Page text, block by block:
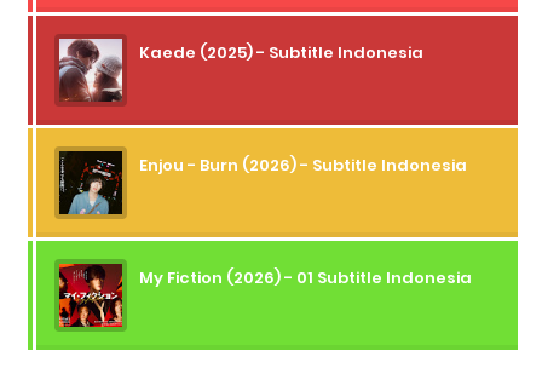
Kaede (2025) - Subtitle Indonesia
Enjou - Burn (2026) - Subtitle Indonesia
My Fiction (2026) - 01 Subtitle Indonesia